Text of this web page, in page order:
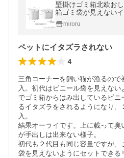
壁掛けゴミ箱北欧お
箱ゴミ袋が見えない
ックスぶら下げ貼り
ごみ箱家庭用
miroru
ペットにイタズラされない
4
三角コーナーを飼い猫が漁るの
入。初代はビニール袋を見えな
でゴミ箱からはみ出しているビ
るイタズラをされるようになり
入。
結果オーライです。上に載って臭
が手出しは出来ない様子。
初代も２代目も同じ容量ですが
袋を見えないようにセットできる